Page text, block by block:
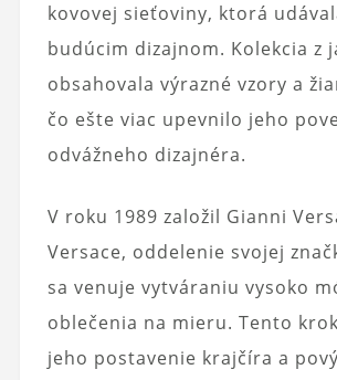
kovovej sieťoviny, ktorá
budúcim dizajnom. Kolekcia z
obsahovala výrazné vzory a
čo ešte viac upevnilo jeho
odvážneho dizajnéra.
V roku 1989 založil Gianni
Versace, oddelenie svojej
sa venuje vytváraniu vysoko
oblečenia na mieru. Tento
jeho postavenie krajčíra a